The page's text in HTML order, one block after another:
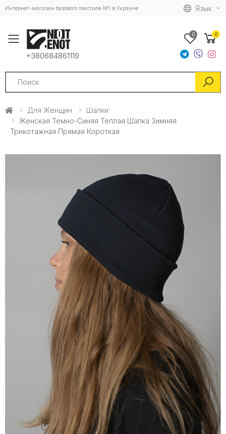
Интернет-магазин базового текстиля №1 в Украине Язык
Toggle mobile menu
+380684861119
Search
0 0
Для Женщин
Шапки
Женская Темно-Синяя Теплая Шапка Зимняя
Трикотажная Прямая Короткая